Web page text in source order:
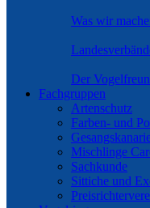
Was wir
Der
Fachgruppen
Artenschutz
Farben- und
Mischlinge
Sachkunde
Sittiche und